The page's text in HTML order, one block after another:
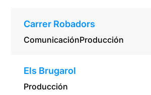
Carrer Robadors
ComunicaciónProducción
Els Brugarol
Producción